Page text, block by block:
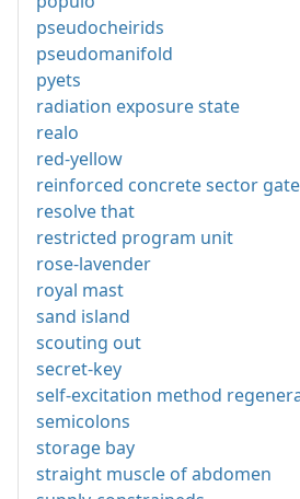
pseudocheirids
pseudomanifold
pyets
radiation exposure state
realo
red-yellow
reinforced concrete sector gate
resolve that
restricted program unit
rose-lavender
royal mast
sand island
scouting out
secret-key
self-excitation method
semicolons
storage bay
straight muscle of abdomen